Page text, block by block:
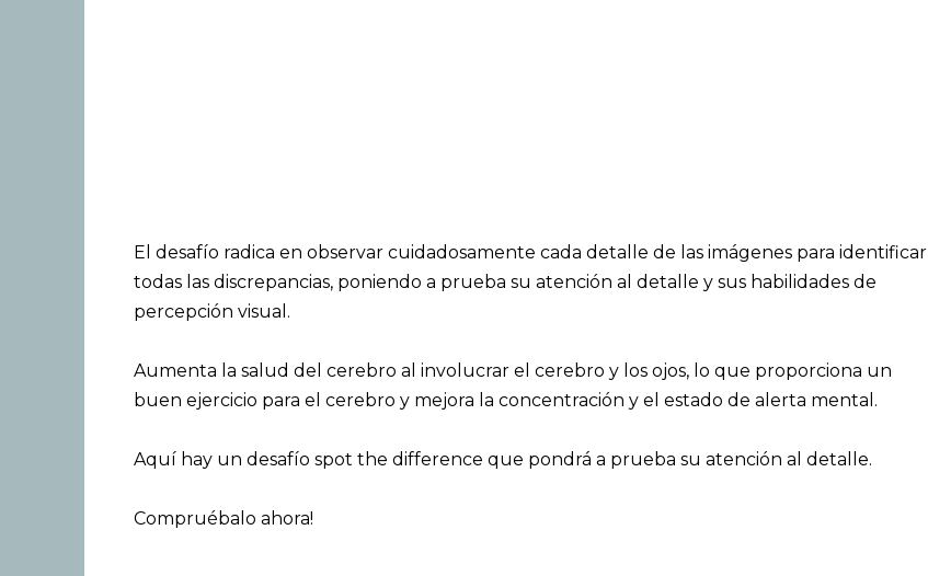
El desafío radica en observar cuidadosamente cada detalle de las imágenes para identificar
todas las discrepancias, poniendo a prueba su atención al detalle y sus habilidades de
percepción visual.
Aumenta la salud del cerebro al involucrar el cerebro y los ojos, lo que proporciona un
buen ejercicio para el cerebro y mejora la concentración y el estado de alerta mental.
Aquí hay un desafío spot the difference que pondrá a prueba su atención al detalle.
Compruébalo ahora!